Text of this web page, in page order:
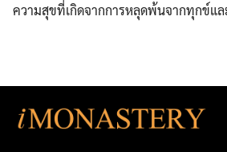
ความสุขที่เกิดจากการหลุดพ้นจากทุกข์แล